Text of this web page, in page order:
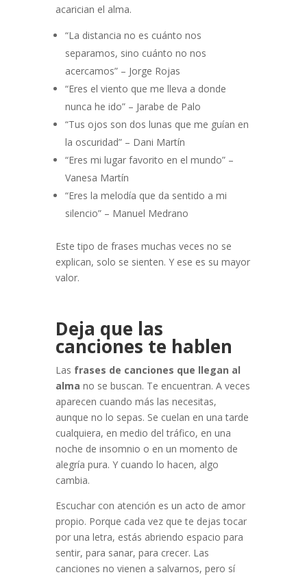
acarician el alma.
“La distancia no es cuánto nos
separamos, sino cuánto no nos
acercamos” – Jorge Rojas
“Eres el viento que me lleva a donde
nunca he ido” – Jarabe de Palo
“Tus ojos son dos lunas que me guían en
la oscuridad” – Dani Martín
“Eres mi lugar favorito en el mundo” –
Vanesa Martín
“Eres la melodía que da sentido a mi
silencio” – Manuel Medrano
Este tipo de frases muchas veces no se
explican, solo se sienten. Y ese es su mayor
valor.
Deja que las
canciones te hablen
Las frases de canciones que llegan al
alma no se buscan. Te encuentran. A veces
aparecen cuando más las necesitas,
aunque no lo sepas. Se cuelan en una tarde
cualquiera, en medio del tráfico, en una
noche de insomnio o en un momento de
alegría pura. Y cuando lo hacen, algo
cambia.
Escuchar con atención es un acto de amor
propio. Porque cada vez que te dejas tocar
por una letra, estás abriendo espacio para
sentir, para sanar, para crecer. Las
canciones no vienen a salvarnos, pero sí